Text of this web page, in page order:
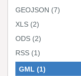
GEOJSON (7)
XLS (2)
ODS (2)
RSS (1)
GML (1)